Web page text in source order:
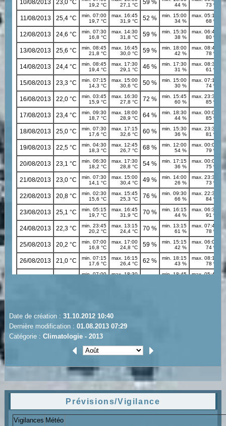
Date de création : 31.10.2012 10:40
Dernière modification : 01.08.2013 07:29
Catégorie : Climatologie - 2013
Prévisions/Vigilance
Vigilances Météo